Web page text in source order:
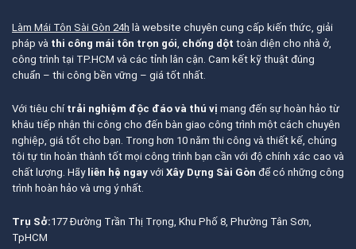
Làm Mái Tôn Sài Gòn 24h là website chuyên cung cấp kiến thức, giải
pháp và thi công mái tôn trọn gói, chống dột toàn diện cho nhà ở,
công trình tại TP.HCM và các tỉnh lân cận. Cam kết kỹ thuật đúng
chuẩn – thi công bền vững – giá tốt nhất.
Với tiêu chí trải nghiệm độc đáo và thú vị mang đến sự hoàn hảo từ
khâu tiếp nhận thi công cho đến bàn giao công trình một cách chuyên
nghiệp, giá tốt cho bạn. Trong hơn 10 năm thi công và thiết kế, chúng
tôi tự tin hoàn thành tốt mọi công trình bạn cần với độ chính xác cao và
chất lượng. Hãy liên hệ ngay với Xây Dựng Sài Gòn để có những công
trình hoàn hảo và ưng ý nhất.
Trụ Sở:177 Đường Trần Thị Trọng, Khu Phố 8, Phường Tân Sơn,
TpHCM